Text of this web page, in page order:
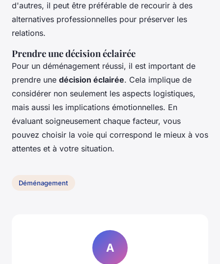
d'autres, il peut être préférable de recourir à des
alternatives professionnelles pour préserver les
relations.
Prendre une décision éclairée
Pour un déménagement réussi, il est important de
prendre une décision éclairée. Cela implique de
considérer non seulement les aspects logistiques,
mais aussi les implications émotionnelles. En
évaluant soigneusement chaque facteur, vous
pouvez choisir la voie qui correspond le mieux à vos
attentes et à votre situation.
Déménagement
A